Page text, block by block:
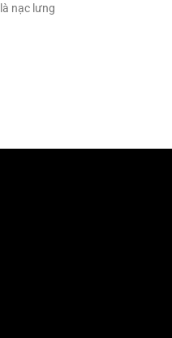
nạc lưng